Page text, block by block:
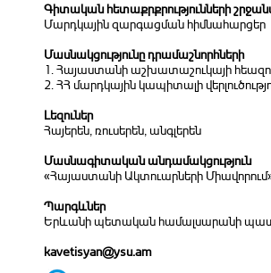
Գիտական հետաքրքրությունների
Մարդկային զարգացման հիմնահարցեր
Մասնակցությունը դրամաշնորհների
1. Հայաստանի աշխատաշուկայի
2. ՀՀ մարդկային կապիտալի
Լեզուներ
Հայերեն, ռուսերեն, անգլերեն
Մասնագիտական անդամակցություն
«Հայաստանի Ակտուարների
Պարգևներ
Երևանի պետական համալսարանի
kavetisyan@ysu.am